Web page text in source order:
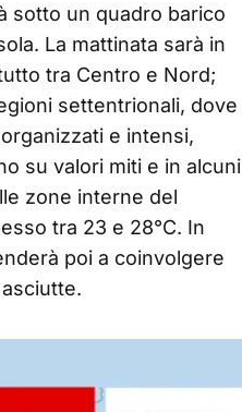
sotto un quadro barico
La mattinata sarà in
tra Centro e Nord;
settentrionali, dove
e intensi,
su valori miti e in alcuni
zone interne del
tra 23 e 28°C. In
poi a coinvolgere